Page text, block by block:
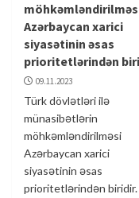
Azərbaycan xarici
siyasətinin əsas
prioritetlərindən
09.11.2023
Türk dövlətləri ilə
münasibətlərin
möhkəmləndirilməsi
Azərbaycan xarici
siyasətinin əsas
prioritetlərindən biridir.